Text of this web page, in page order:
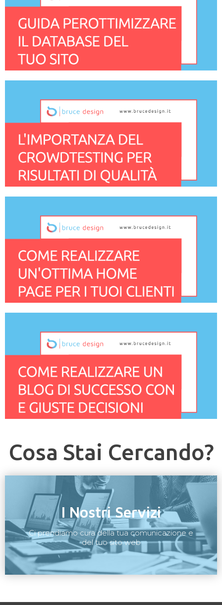
Cosa Stai Cercando?
I Nostri Servizi
Ci prendiamo cura della tua comunicazione e
del tuo sito web